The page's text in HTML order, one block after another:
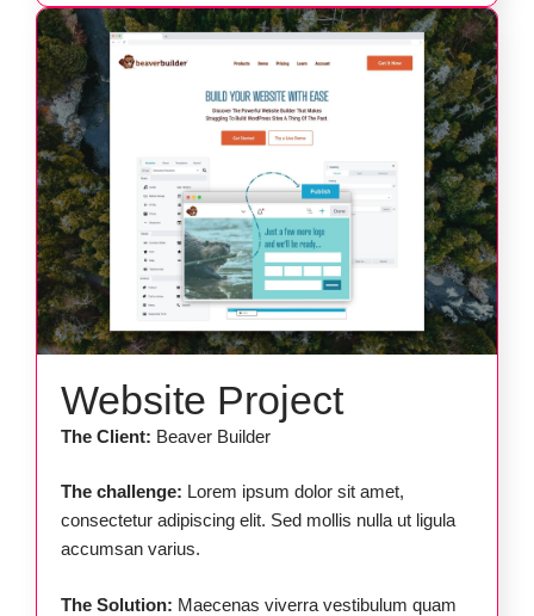
Website Project
The Client: Beaver Builder
The challenge: Lorem ipsum dolor sit amet,
consectetur adipiscing elit. Sed mollis nulla ut ligula
accumsan varius.
The Solution: Maecenas viverra vestibulum quam